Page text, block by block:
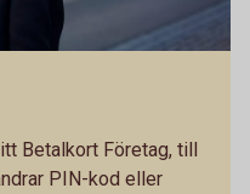
Betalkort Företag, till
PIN-kod eller